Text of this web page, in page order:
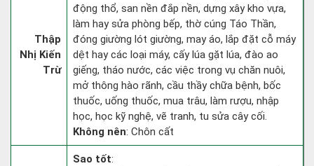
Thập
Nhị Kiến
Trừ
động thổ, san nền đắp nền, dựng xây kho vựa,
làm hay sửa phòng bếp, thờ cúng Táo Thần,
đóng giường lót giường, may áo, lắp đặt cỗ máy
dệt hay các loại máy, cấy lúa gặt lúa, đào ao
giếng, tháo nước, các việc trong vụ chăn nuôi,
mở thông hào rãnh, cầu thầy chữa bệnh, bốc
thuốc, uống thuốc, mua trâu, làm rượu, nhập
học, học kỹ nghệ, vẽ tranh, tu sửa cây cối.
Không nên: Chôn cất
Sao tốt: